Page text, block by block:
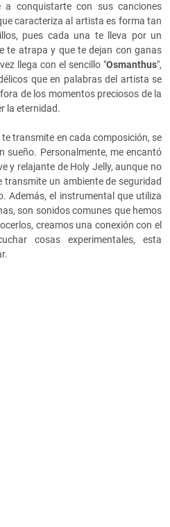
a conquistarte con sus canciones
caracteriza al artista es forma tan
pues cada una te lleva por un
te atrapa y que te dejan con ganas
llega con el sencillo "Osmanthus",
que en palabras del artista se
de los momentos preciosos de la
la eternidad.
transmite en cada composición, se
sueño. Personalmente, me encantó
y relajante de Holy Jelly, aunque no
un ambiente de seguridad
Además, el instrumental que utiliza
son sonidos comunes que hemos
creamos una conexión con el
cosas experimentales, esta